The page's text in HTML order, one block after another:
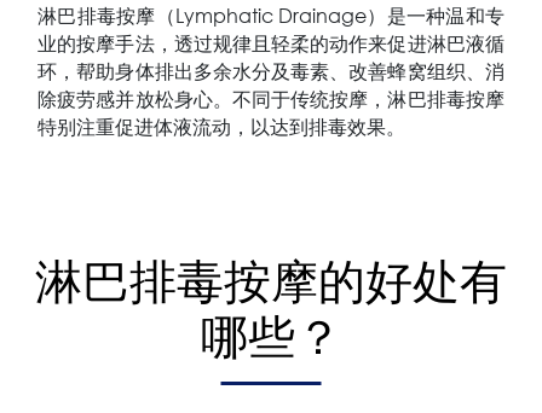
淋巴排毒按摩（Lymphatic Drainage）是一种温和专
业的按摩手法，透过规律且轻柔的动作来促进淋巴液循
环，帮助身体排出多余水分及毒素、改善蜂窝组织、消
除疲劳感并放松身心。不同于传统按摩，淋巴排毒按摩
特别注重促进体液流动，以达到排毒效果。
淋巴排毒按摩的好处有
哪些？